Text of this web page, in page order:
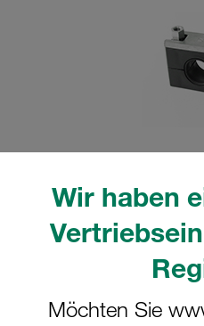
Wir haben
Möchten Sie
Bitte beachten Sie: Das Bild dient nur
tatsächlichen Produkt abweichen.